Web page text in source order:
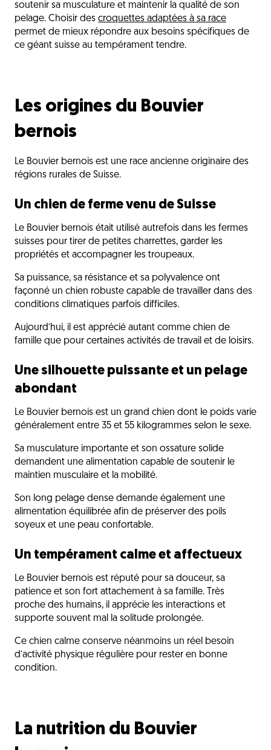
Une gamelle suisse pour un géant au cœur
tendre
L'avis du vétérinaire
soutenir sa musculature et maintenir la qualité de son
pelage. Choisir des croquettes adaptées à sa race
permet de mieux répondre aux besoins spécifiques de
ce géant suisse au tempérament tendre.
Les origines du Bouvier
bernois
Le Bouvier bernois est une race ancienne originaire des
régions rurales de Suisse.
Un chien de ferme venu de Suisse
Le Bouvier bernois était utilisé autrefois dans les fermes
suisses pour tirer de petites charrettes, garder les
propriétés et accompagner les troupeaux.
Sa puissance, sa résistance et sa polyvalence ont
façonné un chien robuste capable de travailler dans des
conditions climatiques parfois difficiles.
Aujourd’hui, il est apprécié autant comme chien de
famille que pour certaines activités de travail et de loisirs.
Une silhouette puissante et un pelage
abondant
Le Bouvier bernois est un grand chien dont le poids varie
généralement entre 35 et 55 kilogrammes selon le sexe.
Sa musculature importante et son ossature solide
demandent une alimentation capable de soutenir le
maintien musculaire et la mobilité.
Son long pelage dense demande également une
alimentation équilibrée afin de préserver des poils
soyeux et une peau confortable.
Un tempérament calme et affectueux
Le Bouvier bernois est réputé pour sa douceur, sa
patience et son fort attachement à sa famille. Très
proche des humains, il apprécie les interactions et
supporte souvent mal la solitude prolongée.
Ce chien calme conserve néanmoins un réel besoin
d’activité physique régulière pour rester en bonne
condition.
La nutrition du Bouvier